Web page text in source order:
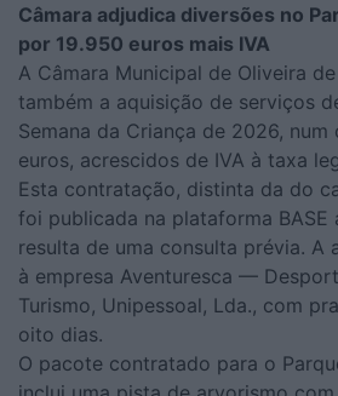
Câmara adjudica diversões no
por 19.950 euros mais IVA
A Câmara Municipal de Oliveira
também a aquisição de serviços
Semana da Criança de 2026,
euros, acrescidos de IVA à taxa
Esta contratação, distinta da do
foi publicada na plataforma BASE
resulta de uma consulta prévia. A
à empresa Aventuresca —
Turismo, Unipessoal, Lda., com
oito dias.
O pacote contratado para o